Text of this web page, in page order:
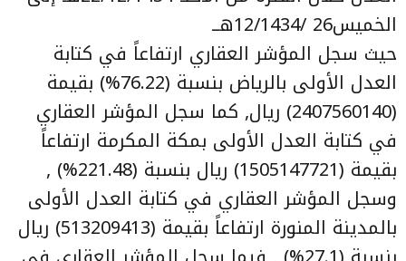
الخميس26 /12/1434هــ
حيث سجل المؤشر العقاري ارتفاعاً في كتابة
العدل الأولى بالرياض بنسبة (76.22%) بقيمة
(2407560140) ريال, كما سجل المؤشر العقاري
في كتابة العدل الأولى بمكة المكرمة ارتفاعاً
بقيمة (1505147721) ريال بنسبة (221.48%) ,
وسجل المؤشر العقاري في كتابة العدل الأولى
بالمدينة المنورة ارتفاعاً بقيمة (513209413) ريال